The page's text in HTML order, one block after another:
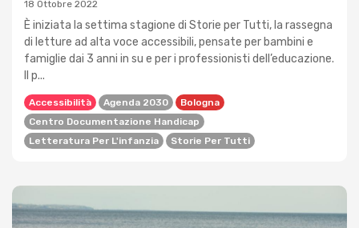
18 Ottobre 2022
È iniziata la settima stagione di Storie per Tutti, la rassegna
di letture ad alta voce accessibili, pensate per bambini e
famiglie dai 3 anni in su e per i professionisti dell’educazione.
Il p...
Accessibilità Agenda 2030
Bologna
Centro Documentazione Handicap
Letteratura Per L'infanzia
Storie Per Tutti